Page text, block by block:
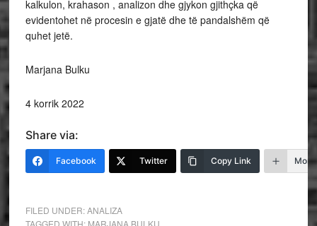
kalkulon, krahason , analizon dhe gjykon gjithçka që
evidentohet në procesin e gjatë dhe të pandalshëm që
quhet jetë.
Marjana Bulku
4 korrik 2022
Share via:
Facebook Twitter Copy Link More
FILED UNDER:ANALIZA